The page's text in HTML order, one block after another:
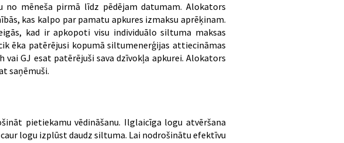
mēneša pirmā līdz pēdējam datumam. Alokators
kas kalpo par pamatu apkures izmaksu aprēķinam.
kad ir apkopoti visu individuālo siltuma maksas
ēka patērējusi kopumā siltumenerģijas attiecināmas
vai GJ esat patērējuši sava dzīvokļa apkurei. Alokators
saņēmuši.
pietiekamu vēdināšanu. Ilglaicīga logu atvēršana
logu izplūst daudz siltuma. Lai nodrošinātu efektīvu